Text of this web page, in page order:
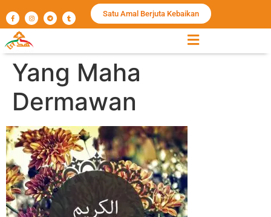
Satu Amal Berjuta Kebaikan
Yang Maha
Dermawan